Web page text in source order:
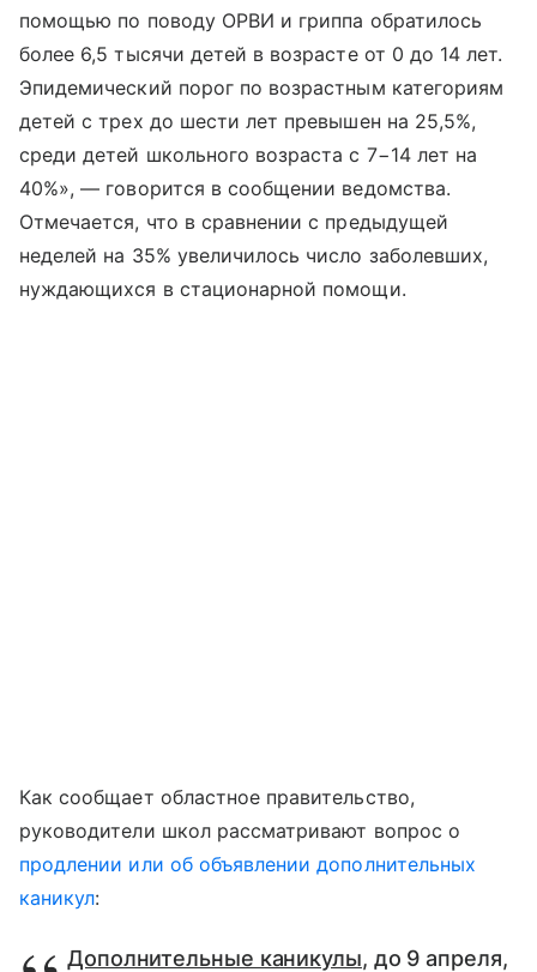
помощью по поводу ОРВИ и гриппа обратилось
более 6,5 тысячи детей в возрасте от 0 до 14 лет.
Эпидемический порог по возрастным категориям
детей с трех до шести лет превышен на 25,5%,
среди детей школьного возраста с 7−14 лет на
40%», — говорится в сообщении ведомства.
Отмечается, что в сравнении с предыдущей
неделей на 35% увеличилось число заболевших,
нуждающихся в стационарной помощи.
Как сообщает областное правительство,
руководители школ рассматривают вопрос о
продлении или об объявлении дополнительных
каникул:
Дополнительные каникулы, до 9 апреля,